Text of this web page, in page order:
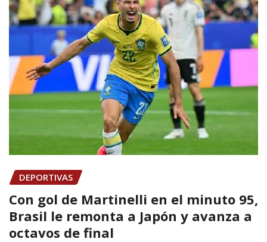
DEPORTIVAS
Con gol de Martinelli en el minuto 95,
Brasil le remonta a Japón y avanza a
octavos de final